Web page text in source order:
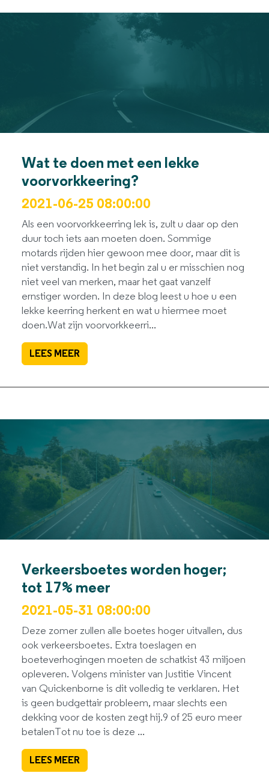
Wat te doen met een lekke
voorvorkkeering?
2021-06-25 08:00:00
Als een voorvorkkeerring lek is, zult u daar op den
duur toch iets aan moeten doen. Sommige
motards rijden hier gewoon mee door, maar dit is
niet verstandig. In het begin zal u er misschien nog
niet veel van merken, maar het gaat vanzelf
ernstiger worden. In deze blog leest u hoe u een
lekke keerring herkent en wat u hiermee moet
doen.Wat zijn voorvorkkeerri...
LEES MEER
Verkeersboetes worden hoger;
tot 17% meer
2021-05-31 08:00:00
Deze zomer zullen alle boetes hoger uitvallen, dus
ook verkeersboetes. Extra toeslagen en
boeteverhogingen moeten de schatkist 43 miljoen
opleveren. Volgens minister van Justitie Vincent
van Quickenborne is dit volledig te verklaren. Het
is geen budgettair probleem, maar slechts een
dekking voor de kosten zegt hij.9 of 25 euro meer
betalenTot nu toe is deze ...
LEES MEER